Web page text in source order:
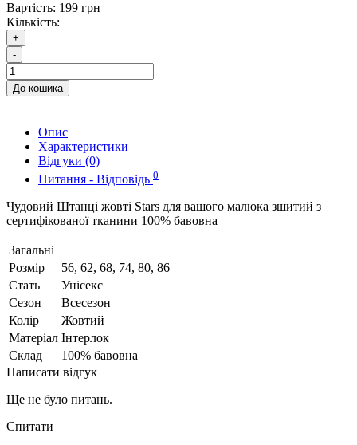
Вартість: 199 грн
Кількість:
+
-
До кошика
Опис
Характеристики
Відгуки (0)
Питання - Відповідь 0
Чудовий Штанці жовті Stars для вашого малюка зшитий з
сертифікованої тканини 100% бавовна
Загальні
Розмір
56, 62, 68, 74, 80, 86
Стать
Унісекс
Сезон
Всесезон
Колір
Жовтий
Матеріал Інтерлок
Склад
100% бавовна
Написати відгук
Ще не було питань.
Спитати